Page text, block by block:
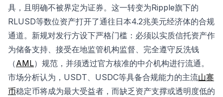
具，且明确不被界定为证券。这一转变为Ripple旗下的
RLUSD等数位资产打开了通往日本4.2兆美元经济体的合规
通道。新规对发行方设下严格门槛：必须以实质信托资产作
为储备支持、接受在地监管机构监督、完全遵守反洗钱
（AML）规范，并须透过官方核准的中介机构进行流通。
市场分析认为，USDT、USDC等具备合规能力的主流山寨
币稳定币将成为最大受益者，而缺乏资产支撑或透明度低的